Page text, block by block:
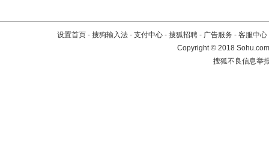
设置首页 - 搜狗输入法 - 支付中心 - 搜狐招聘 - 广告服务 - 客服中心
Copyright©2018
搜狐不良信息举